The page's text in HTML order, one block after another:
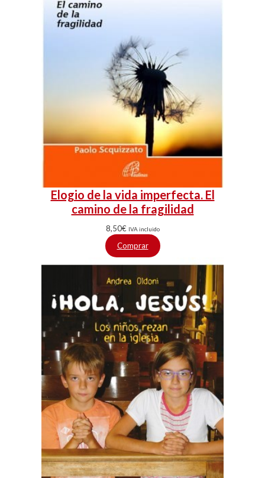
Elogio de la vida imperfecta. El
camino de la fragilidad
8,50€ IVA incluido
Comprar